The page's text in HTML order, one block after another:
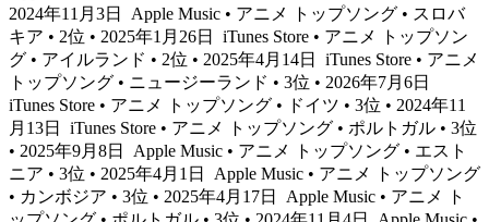
2024年11月3日
Apple Music • アニメ トップソング • スロバ
キア • 2位 • 2025年1月26日
iTunes Store • アニメ トップソン
グ • アイルランド • 2位 • 2025年4月14日
iTunes Store • アニメ
トップソング • ニュージーランド • 3位 • 2026年7月6日
iTunes Store • アニメ トップソング • ドイツ • 3位 • 2024年11
月13日
iTunes Store • アニメ トップソング • ポルトガル • 3位
• 2025年9月8日
Apple Music • アニメ トップソング • エスト
ニア • 3位 • 2025年4月1日
Apple Music • アニメ トップソング
• カンボジア • 3位 • 2025年4月17日
Apple Music • アニメ ト